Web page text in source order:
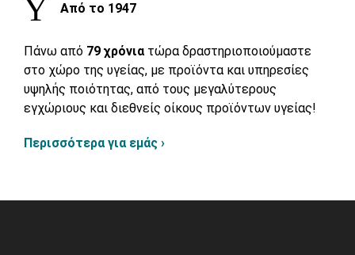
Από το 1947
Πάνω από 79 χρόνια τώρα δραστηριοποιούμαστε
στο χώρο της υγείας, με προϊόντα και υπηρεσίες
υψηλής ποιότητας, από τους μεγαλύτερους
εγχώριους και διεθνείς οίκους προϊόντων υγείας!
Περισσότερα για εμάς ›